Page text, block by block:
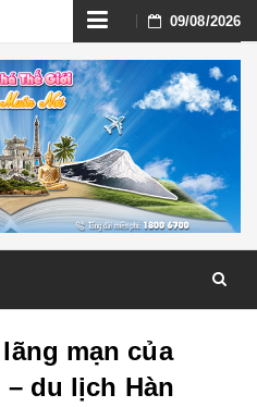
Skip
to
content
09/08/2026
mạn của
du lịch Hàn